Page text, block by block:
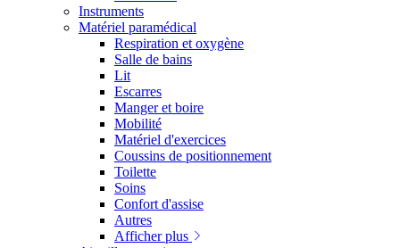
Instruments
Matériel paramédical
Respiration et oxygène
Salle de bains
Lit
Escarres
Manger et boire
Mobilité
Matériel d'exercices
Coussins de positionnement
Toilette
Soins
Confort d'assise
Autres
Afficher plus